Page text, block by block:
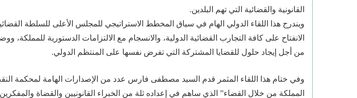
القانونية والقضائية التي تهم البلدين.
ويندرج هذا اللقاء الدولي الهام في سياق المخطط الاستراتيجي للمجلس الأعلى للسلطة
الانفتاح على كافة التجارب القضائية الدولية، والانسجام مع الالتزامات الدستورية للمملكة،
من أجل إيجاد حلول للقضايا المشتركة التي تفرض نفسها على المنتظم الدولي.
وفي ختام هذا اللقاء المثمر قدم السيد مصطفى فارس عدد من الإصدارات الهامة لمحكمة
المملكة من خلال القضاء” الذي ساهم في إعداده ثلة من الخبراء القانونيين والقضاة